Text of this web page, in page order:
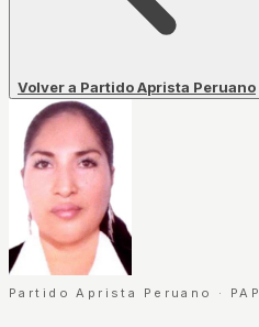
Volver a Partido Aprista Peruano
Partido Aprista Peruano · PAP